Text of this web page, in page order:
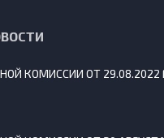
КОМИССИИ ОТ 29.08.2022